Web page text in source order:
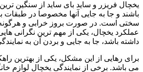
یخچال فریزر و ساید بای ساید از سنگین
باشند و جا به جایی آنها مخصوصا در طبقات
سختی است. در صورت بروز خرابی و
عملکرد یخچال، یکی از مهم ترین نگرانی
داشته باشد، جا به جایی و بردن آن به
برای رهایی از این مشکل، یکی از بهترین
می باشد. برخی از نمایندگی یخچال لوازم